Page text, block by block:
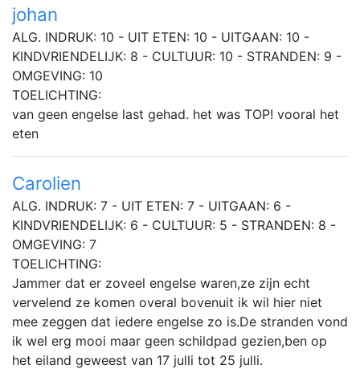
johan
ALG. INDRUK: 10 - UIT ETEN: 10 - UITGAAN: 10 -
KINDVRIENDELIJK: 8 - CULTUUR: 10 - STRANDEN: 9 -
OMGEVING: 10
TOELICHTING:
van geen engelse last gehad. het was TOP! vooral het
eten
Carolien
ALG. INDRUK: 7 - UIT ETEN: 7 - UITGAAN: 6 -
KINDVRIENDELIJK: 6 - CULTUUR: 5 - STRANDEN: 8 -
OMGEVING: 7
TOELICHTING:
Jammer dat er zoveel engelse waren,ze zijn echt
vervelend ze komen overal bovenuit ik wil hier niet
mee zeggen dat iedere engelse zo is.De stranden vond
ik wel erg mooi maar geen schildpad gezien,ben op
het eiland geweest van 17 julli tot 25 julli.